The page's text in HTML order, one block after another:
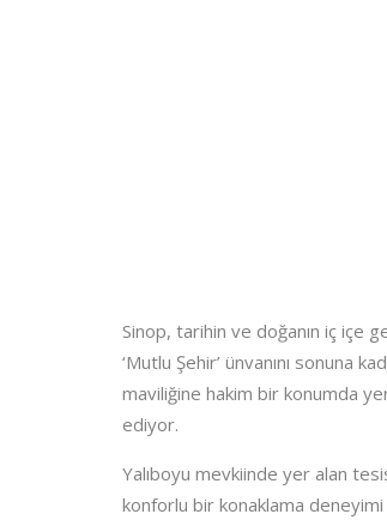
Sinop, tarihin ve doğanın iç içe
‘Mutlu Şehir’ ünvanını sonuna
maviliğine hakim bir konumda
ediyor.
Yalıboyu mevkiinde yer alan
konforlu bir konaklama deneyimi